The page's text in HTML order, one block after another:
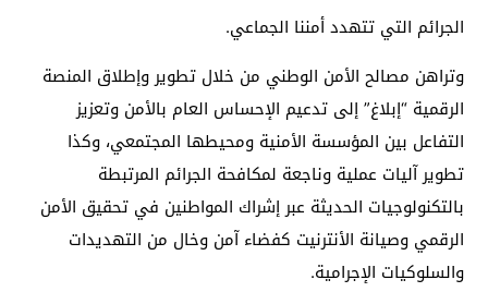
الجرائم التي تتهدد أمننا الجماعي.
وتراهن مصالح الأمن الوطني من خلال تطوير وإطلاق المنصة
الرقمية “إبلاغ” إلى تدعيم الإحساس العام بالأمن وتعزيز
التفاعل بين المؤسسة الأمنية ومحيطها المجتمعي، وكذا
تطوير آليات عملية وناجعة لمكافحة الجرائم المرتبطة
بالتكنولوجيات الحديثة عبر إشراك المواطنين في تحقيق الأمن
الرقمي وصيانة الأنترنيت كفضاء آمن وخال من التهديدات
والسلوكيات الإجرامية.